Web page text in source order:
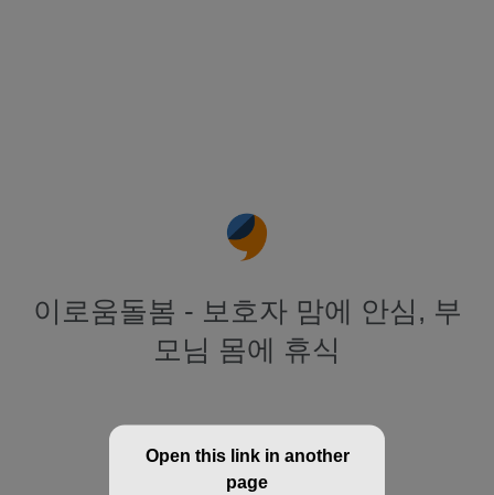
이로움돌봄 - 보호자 맘에 안심, 부
모님 몸에 휴식